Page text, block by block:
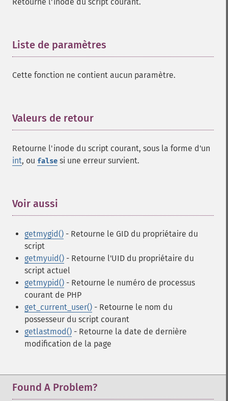
Liste de paramètres
Cette fonction ne contient aucun paramètre.
Valeurs de retour
Retourne l'inode du script courant, sous la forme d'un
int, ou false si une erreur survient.
Voir aussi
getmygid() - Retourne le GID du propriétaire du
script
getmyuid() - Retourne l'UID du propriétaire du
script actuel
getmypid() - Retourne le numéro de processus
courant de PHP
get_current_user() - Retourne le nom du
possesseur du script courant
getlastmod() - Retourne la date de dernière
modification de la page
Found A Problem?